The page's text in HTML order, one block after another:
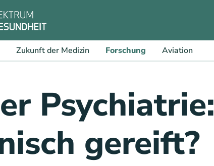
Zukunft der Medizin Forschung Aviation
Psychiatrie:
gereift?